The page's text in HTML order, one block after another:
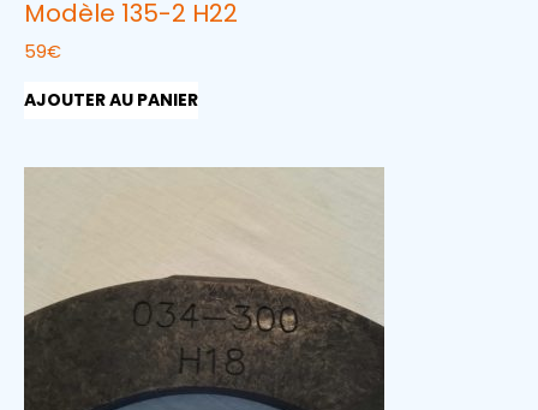
Modèle 135-2 H22
59€
AJOUTER AU PANIER